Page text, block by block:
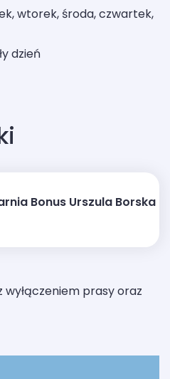
wtorek, środa, czwartek,
dzień
Bonus Urszula Borska
wyłączeniem prasy oraz